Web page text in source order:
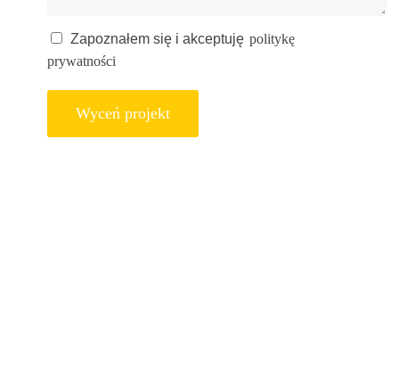
Zapoznałem się i akceptuję politykę
prywatności